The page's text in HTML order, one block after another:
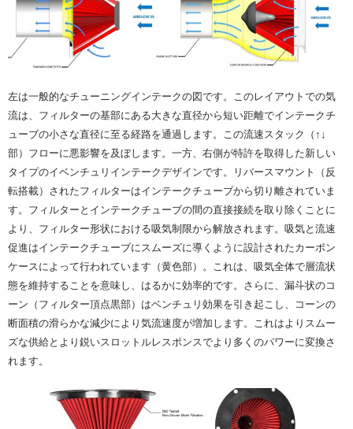
左は一般的なチューニングインテークの図です。このレイアウトでの気
流は、フィルターの基部にある大きな直径から短い距離でインテークチ
ューブの小さな直径に至る経路を通過します。この流速スタック（↑↓
部） フローに悪影響を及ぼします。一方、右側が特許を取得した新しい
タイプのイベンチュリインテークデザインです。リバースマウント（反
転搭載）されたフィルターはインテークチューブから切り離されていま
す。 フィルターとインテークチューブの間の直接接続を取り除くことに
より、フィルター形状における吸気制限から解放されます。吸気と流速
促進はインテークチューブにスムーズに導くように設計されたカーボン
ケースによって行われています（黄色部）。
これは、吸気全体で層流状
態を維持することを意味し、はるかに効率的です。さらに、漏斗状のコ
ーン（フィルター頂点黒部）はベンチュリ効果を引き起こし、コーンの
断面積の滑らかな減少により気流速度が増加します。これはよりスムー
ズな供給とより鋭いスロットルレスポンスでより多くのパワーに変換さ
れます。